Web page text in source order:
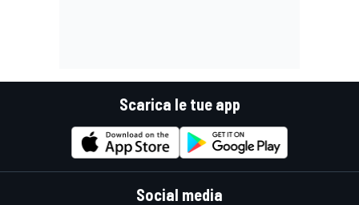
Scarica le tue app
Social media